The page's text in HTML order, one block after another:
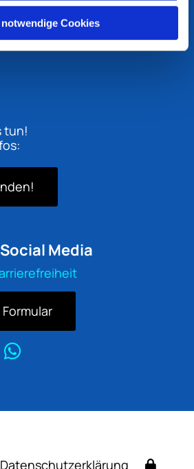
Cookies
tun!
Media
Datenschutzerklärung